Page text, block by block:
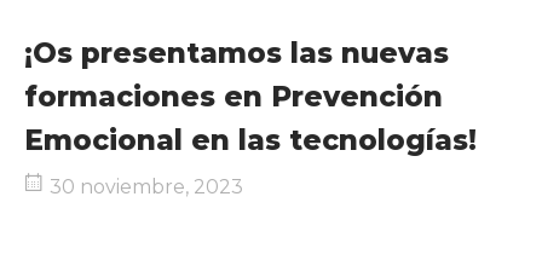
¡Os presentamos las nuevas
formaciones en Prevención
Emocional en las tecnologías!
30 noviembre, 2023